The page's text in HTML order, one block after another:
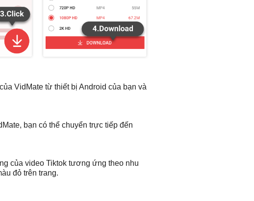
VidMate từ thiết bị Android của bạn và
bạn có thể chuyển trực tiếp đến
của video Tiktok tương ứng theo nhu
đỏ trên trang.